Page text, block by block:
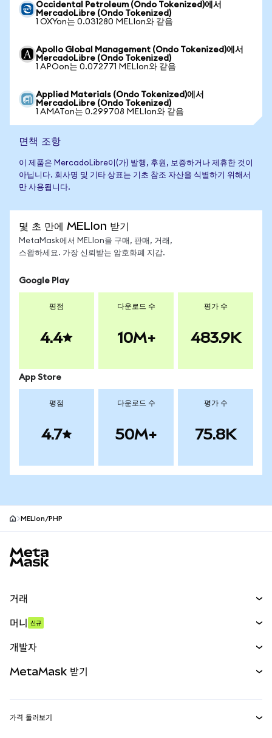
Occidental Petroleum (Ondo Tokenized)에서
MercadoLibre (Ondo Tokenized)
1 OXYon는 0.031280 MELIon와 같음
Apollo Global Management (Ondo Tokenized)에서
MercadoLibre (Ondo Tokenized)
1 APOon는 0.072771 MELIon와 같음
Applied Materials (Ondo Tokenized)에서
MercadoLibre (Ondo Tokenized)
1 AMATon는 0.299708 MELIon와 같음
면책 조항
이 제품은 MercadoLibre이(가) 발행, 후원, 보증하거나 제휴한 것이
아닙니다. 회사명 및 기타 상표는 기초 참조 자산을 식별하기 위해서
만 사용됩니다.
몇 초 만에 MELIon 받기
MetaMask에서 MELIon을 구매, 판매, 거래,
스왑하세요. 가장 신뢰받는 암호화폐 지갑.
Google Play
평점
4.4
다운로드 수
10M+
평가 수
483.9K
App Store
평점
4.7
다운로드 수
50M+
평가 수
75.8K
MELIon/PHP
거래
무기한 선물
실물자산
머니 신규
개발자
MetaMask 받기
가격 둘러보기